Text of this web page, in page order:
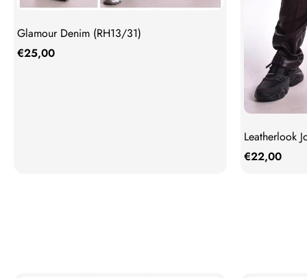
Glamour Denim (RH13/31)
€25,00
Leatherlook
€22,00